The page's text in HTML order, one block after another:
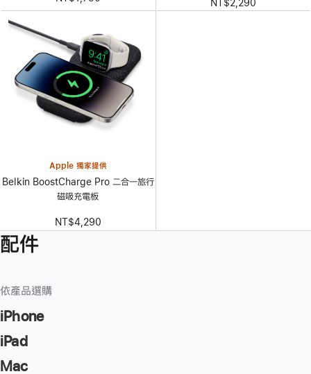
NT$2,290
Apple 獨家提供
Belkin BoostCharge Pro 二合一旅行
磁吸充電板
NT$4,290
配件
依產品選購
iPhone
iPad
Mac